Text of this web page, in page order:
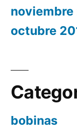
noviembre
octubre
bobinas